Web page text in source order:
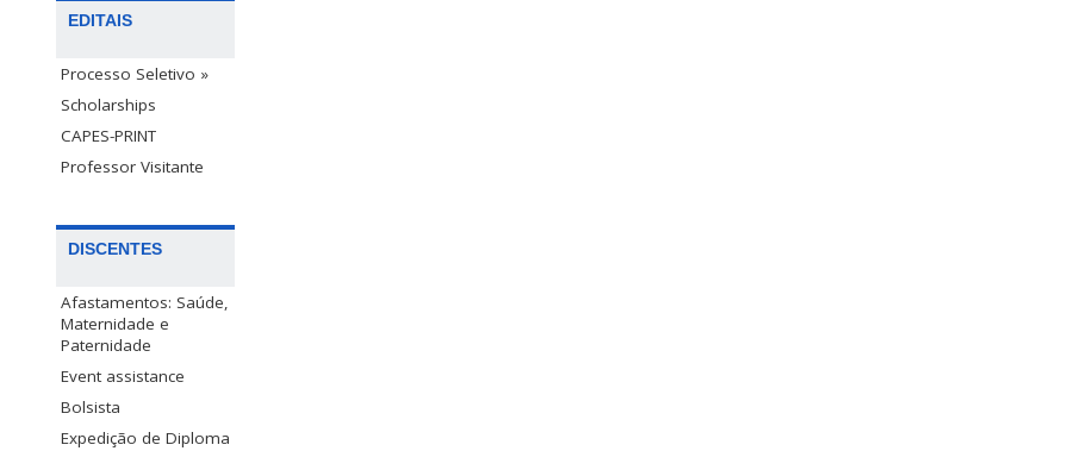
EDITAIS
Processo Seletivo »
Scholarships
CAPES-PRINT
Professor Visitante
DISCENTES
Afastamentos: Saúde,
Maternidade e
Paternidade
Event assistance
Bolsista
Expedição de Diploma